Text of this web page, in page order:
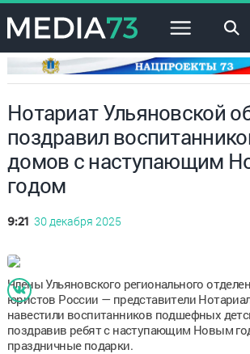
×
Нотариат Ульяновской
поздравил
домов с наступающим
годом
9:21 30 декабря 2025
Члены Ульяновского регионального
юристов России — представители
навестили воспитанников подшефных
поздравив ребят с наступающим Новым
праздничные подарки.